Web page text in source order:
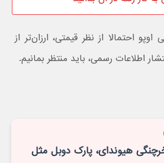
احتمالا از نظر قیمتی، ارزان‌تر از
اطلاعات رسمی، باید منتظر بمانیم.
هیوندای، پارک دوبل مثل